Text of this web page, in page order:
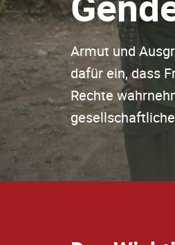
Armut und
dafür ein, dass
Rechte